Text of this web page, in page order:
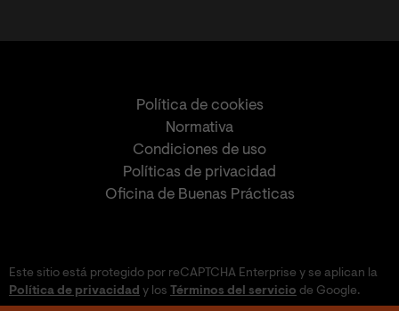
Política de cookies
Normativa
Condiciones de uso
Políticas de privacidad
Oficina de Buenas Prácticas
Este sitio está protegido por reCAPTCHA Enterprise y se aplican la
Política de privacidad y los Términos del servicio de Google.